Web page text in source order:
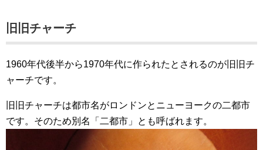
旧旧チャーチ
1960年代後半から1970年代に作られたとされるのが旧旧チ
ャーチです。
旧旧チャーチは都市名がロンドンとニューヨークの二都市
です。そのため別名「二都市」とも呼ばれます。